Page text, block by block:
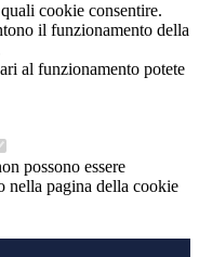
cookie consentire.
il funzionamento della
al funzionamento potete
possono essere
nella pagina della cookie